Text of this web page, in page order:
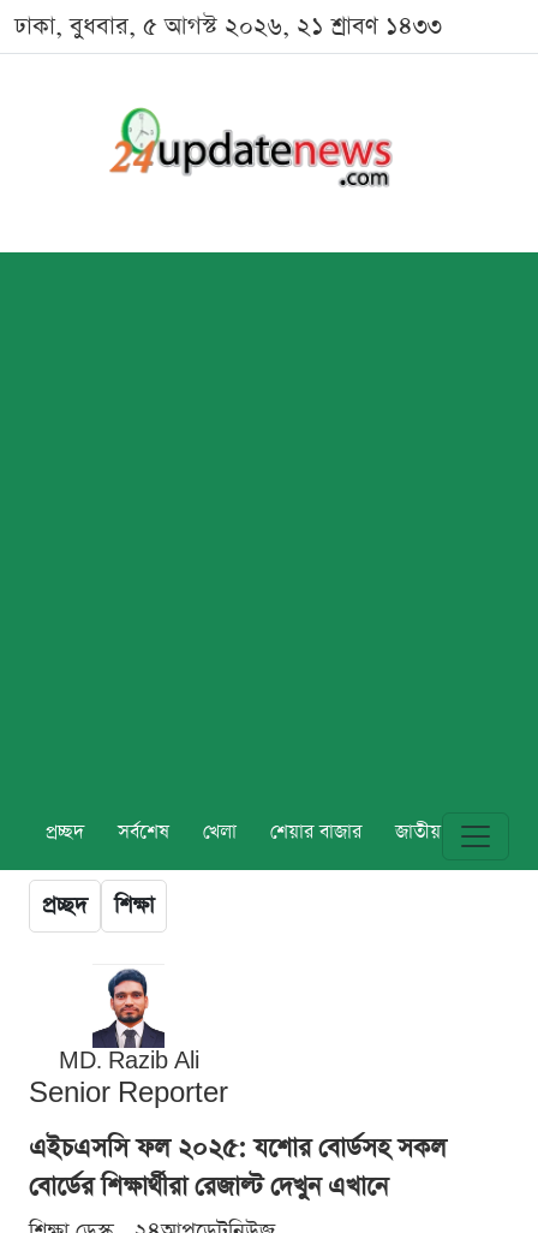
ঢাকা, বুধবার, ৫ আগস্ট ২০২৬, ২১ শ্রাবণ ১৪৩৩
প্রচ্ছদ সর্বশেষ খেলা শেয়ার বাজার জাতীয় বিশ্ব
প্রচ্ছদ শিক্ষা
MD. Razib Ali
Senior Reporter
এইচএসসি ফল ২০২৫: যশোর বোর্ডসহ সকল
বোর্ডের শিক্ষার্থীরা রেজাল্ট দেখুন এখানে